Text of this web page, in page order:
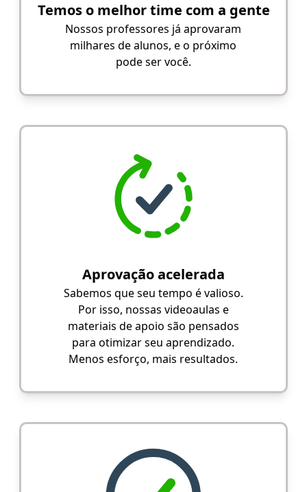
Temos o melhor time com a gente
Nossos professores já aprovaram
milhares de alunos, e o próximo
pode ser você.
Aprovação acelerada
Sabemos que seu tempo é valioso.
Por isso, nossas videoaulas e
materiais de apoio são pensados
para otimizar seu aprendizado.
Menos esforço, mais resultados.